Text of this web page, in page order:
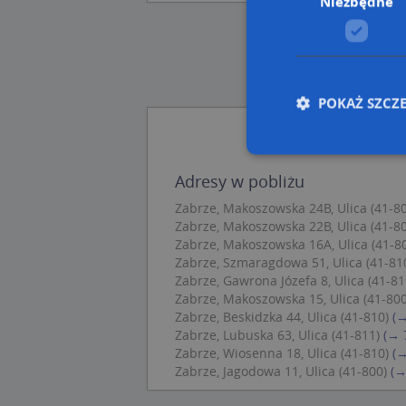
Adresy w pobliżu
Zabrze, Makoszowska 24B, Ulica (41-
Zabrze, Makoszowska 22B, Ulica (41-
Zabrze, Makoszowska 16A, Ulica (41-
Zabrze, Szmaragdowa 51, Ulica (41-
Zabrze, Gawrona Józefa 8, Ulica (41-
Zabrze, Makoszowska 15, Ulica (41-
Zabrze, Beskidzka 44, Ulica (41-810)
Zabrze, Lubuska 63, Ulica (41-811) (→
Zabrze, Wiosenna 18, Ulica (41-810)
Zabrze, Jagodowa 11, Ulica (41-800) (→
POKAŻ
Niezbędne pliki
zarządzanie
Nazwa
APPSESSID